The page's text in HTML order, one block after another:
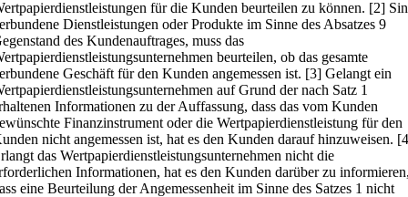
für die Kunden beurteilen zu können. [2]
Dienstleistungen oder Produkte im Sinne des Absatzes 9
des Kundenauftrages, muss das
beurteilen, ob das gesamte
Geschäft für den Kunden angemessen ist. [3] Gelangt ein
auf Grund der nach Satz 1
Informationen zu der Auffassung, dass das vom Kunden
Finanzinstrument oder die Wertpapierdienstleistung für den
nicht angemessen ist, hat es den Kunden darauf hinzuweisen.
das Wertpapierdienstleistungsunternehmen nicht die
Informationen, hat es den Kunden darüber zu
eine Beurteilung der Angemessenheit im Sinne des Satzes 1 nicht